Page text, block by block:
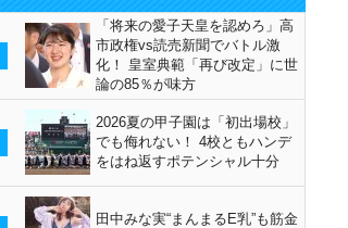
「将来の愛子天皇を認めろ」高
市政権vs読売新聞でバトル激
化！ 皇室典範「再び改定」に世
論の85％が味方
2026夏の甲子園は「初出場校」
でも侮れない！ 4校ともハンデ
をはね返すポテンシャル十分
田中みな実“まんまるE乳”も筋金